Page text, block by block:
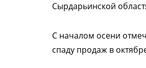
Сырдарьинской
С началом осени
спаду продаж в